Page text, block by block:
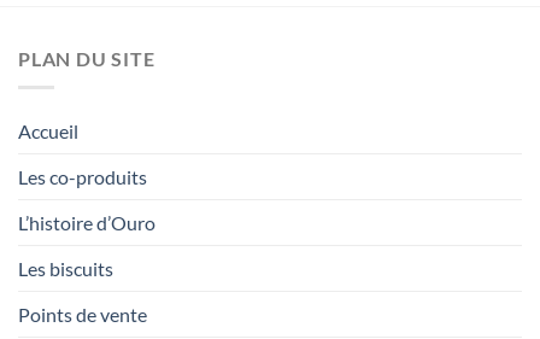
PLAN DU SITE
Accueil
Les co-produits
L’histoire d’Ouro
Les biscuits
Points de vente